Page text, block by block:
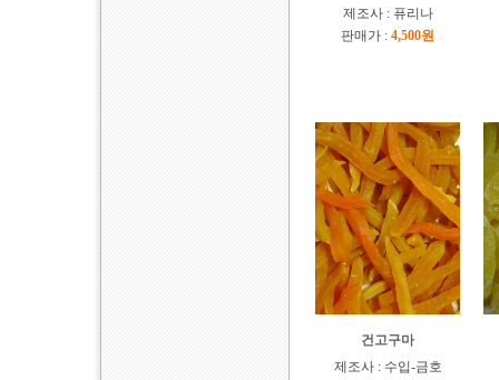
제조사 : 퓨리나
판매가 : 4,500원
건고구마
제조사 : 수입-금호